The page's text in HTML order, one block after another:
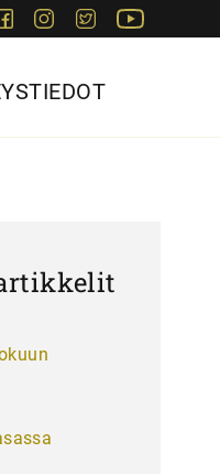
FacebookInstagram
Twitter